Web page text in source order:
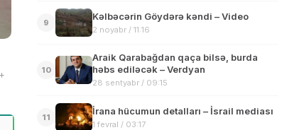
9
Kəlbəcərin Göydərə kəndi – Video
2 noyabr / 11:16
10
Araik Qarabağdan qaça bilsə, burda
həbs ediləcək – Verdyan
28 sentyabr / 09:15
11
İrana hücumun detalları – İsrail mediası
1 fevral / 03:17